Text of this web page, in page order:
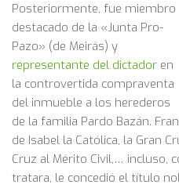
Posteriormente, fue miembro
destacado de la «Junta Pro-
Pazo» (de Meirás) y
representante del dictador en
la controvertida compraventa
del inmueble a los herederos
de la familia Pardo Bazán.
de Isabel la Católica, la Gran
Cruz al Mérito Civil,… incluso,
tratara, le concedió el título